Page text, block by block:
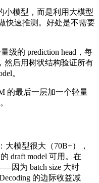
小模型，而是利用大模型
快速推测。好处是不需要
级的 prediction head，每
然后用树状结构验证所有
。
的最后一层加一个轻量
大模型很大（70B+），
draft model 可用。在
因为 batch size 大时
的边际收益减